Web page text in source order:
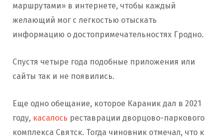
маршрутами» в интернете, чтобы каждый
желающий мог с легкостью отыскать
информацию о достопримечательностях Гродно.
Спустя четыре года подобные приложения или
сайты так и не появились.
Еще одно обещание, которое Караник дал в 2021
году, касалось реставрации дворцово-паркового
комплекса Святск. Тогда чиновник отмечал, что к